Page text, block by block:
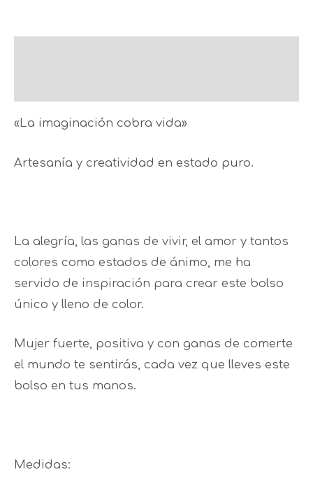
« La imaginación cobra vida»
Artesanía y creatividad en estado puro.
La alegría, las ganas de vivir, el amor y tantos
colores como estados de ánimo, me ha
servido de inspiración para crear este bolso
único y lleno de color.
Mujer fuerte, positiva y con ganas de comerte
el mundo te sentirás, cada vez que lleves este
bolso en tus manos.
Medidas: